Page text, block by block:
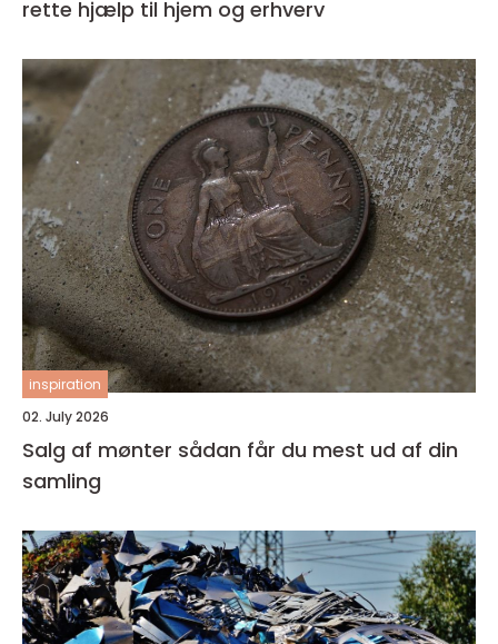
rette hjælp til hjem og erhverv
inspiration
02. July 2026
Salg af mønter sådan får du mest ud af din
samling